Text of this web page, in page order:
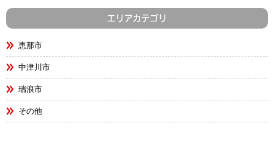
エリアカテゴリ
恵那市
中津川市
瑞浪市
その他